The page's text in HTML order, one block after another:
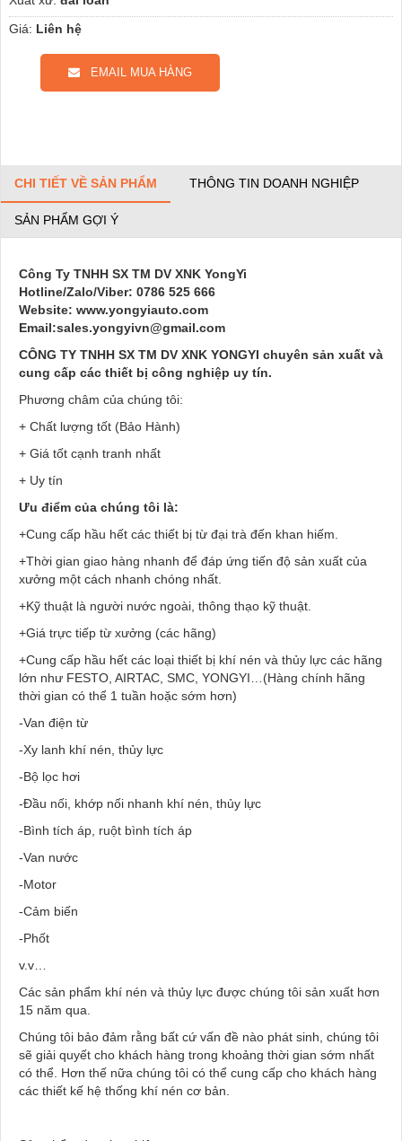
Giá: Liên hệ
EMAIL MUA HÀNG
CHI TIẾT VỀ SẢN PHẨM THÔNG TIN DOANH NGHIỆP
SẢN PHẨM GỢI Ý
Công Ty TNHH SX TM DV XNK YongYi
Hotline/Zalo/Viber: 0786 525 666
Website: www.yongyiauto.com
Email:sales.yongyivn@gmail.com
CÔNG TY TNHH SX TM DV XNK YONGYI chuyên sản xuất và
cung cấp các thiết bị công nghiệp uy tín.
Phương châm của chúng tôi:
+ Chất lượng tốt (Bảo Hành)
+ Giá tốt cạnh tranh nhất
+ Uy tín
Ưu điểm của chúng tôi là:
+Cung cấp hầu hết các thiết bị từ đại trà đến khan hiếm.
+Thời gian giao hàng nhanh để đáp ứng tiến độ sản xuất của
xưởng một cách nhanh chóng nhất.
+Kỹ thuật là người nước ngoài, thông thạo kỹ thuật.
+Giá trực tiếp từ xưởng (các hãng)
+Cung cấp hầu hết các loại thiết bị khí nén và thủy lực các hãng
lớn như FESTO, AIRTAC, SMC, YONGYI…(Hàng chính hãng
thời gian có thể 1 tuần hoặc sớm hơn)
-Van điện từ
-Xy lanh khí nén, thủy lực
-Bộ lọc hơi
-Đầu nối, khớp nối nhanh khí nén, thủy lực
-Bình tích áp, ruột bình tích áp
-Van nước
-Motor
-Cảm biến
-Phốt
v.v…
Các sản phẩm khí nén và thủy lực được chúng tôi sản xuất hơn
15 năm qua.
Chúng tôi bảo đảm rằng bất cứ vấn đề nào phát sinh, chúng tôi
sẽ giải quyết cho khách hàng trong khoảng thời gian sớm nhất
có thể. Hơn thế nữa chúng tôi có thể cung cấp cho khách hàng
các thiết kế hệ thống khí nén cơ bản.